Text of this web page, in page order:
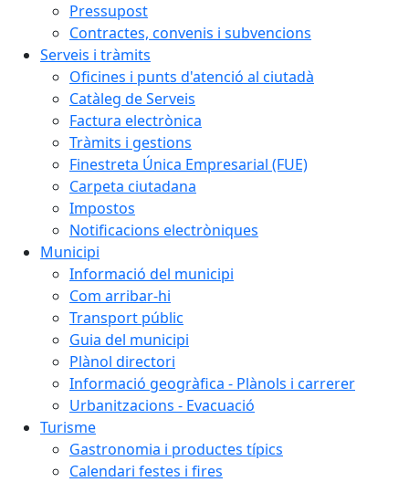
Pressupost
Contractes, convenis i subvencions
Serveis i tràmits
Oficines i punts d'atenció al ciutadà
Catàleg de Serveis
Factura electrònica
Tràmits i gestions
Finestreta Única Empresarial (FUE)
Carpeta ciutadana
Impostos
Notificacions electròniques
Municipi
Informació del municipi
Com arribar-hi
Transport públic
Guia del municipi
Plànol directori
Informació geogràfica - Plànols i carrerer
Urbanitzacions - Evacuació
Turisme
Gastronomia i productes típics
Calendari festes i fires